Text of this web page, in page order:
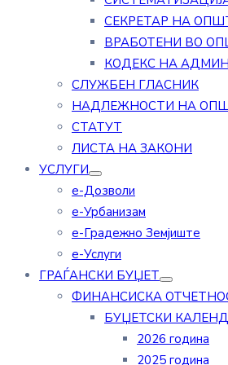
СЕКРЕТАР НА
ВРАБОТЕНИ ВО
КОДЕКС НА
СЛУЖБЕН ГЛАСНИК
НАДЛЕЖНОСТИ НА
СТАТУТ
ЛИСТА НА ЗАКОНИ
УСЛУГИ
е-Дозволи
е-Урбанизам
е-Градежно Земјиште
е-Услуги
ГРАЃАНСКИ БУЏЕТ
ФИНАНСИСКА
БУЏЕТСКИ
2026 година
2025 година